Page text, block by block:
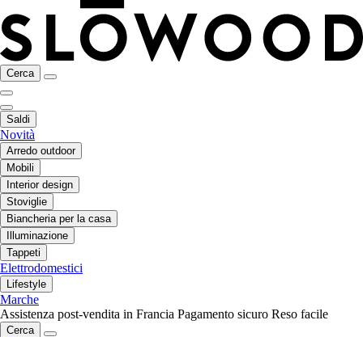
Cerca
Saldi
Novità
Arredo outdoor
Mobili
Interior design
Stoviglie
Biancheria per la casa
Illuminazione
Tappeti
Elettrodomestici
Lifestyle
Marche
Assistenza post-vendita in Francia Pagamento sicuro Reso facile
Cerca